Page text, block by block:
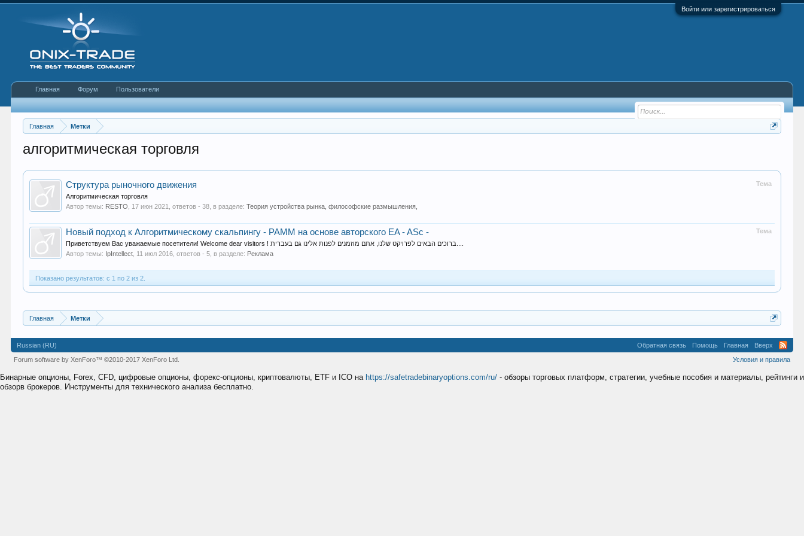
Войти или зарегистрироваться
Главная Метки
алгоритмическая торговля
Тема
Структура рыночного движения
Алгоритмическая торговля
Автор темы: RESTO 17 июн 2021 , ответов - 38, в разделе:Теория устройства рынка, философские размышления,
Тема
Новый подход к Алгоритмическому скальпингу - PAMM на основе авторского EA - ASc -
Автор темы: IpIntellect 11 июл 2016 , ответов - 5, в разделе: Реклама
Показано результатов: с 1 по 2 из 2.
Главная Метки
Главная Форум Пользователи
Russian (RU) Обратная связь Помощь Главная
Вверх
Условия и правила
Forum software by XenForo™©2010-2017 XenForo Ltd.
Бинарные опционы, Forex, CFD, цифровые опционы, форекс-опционы, криптовалюты, ETF и ICO на https://safetradebinaryoptions.com/ru/ - обзоры торговых платформ, стратегии, учебные пособия и материалы, рейтинги и
обзорв брокеров. Инструменты для технического анализа бесплатно.